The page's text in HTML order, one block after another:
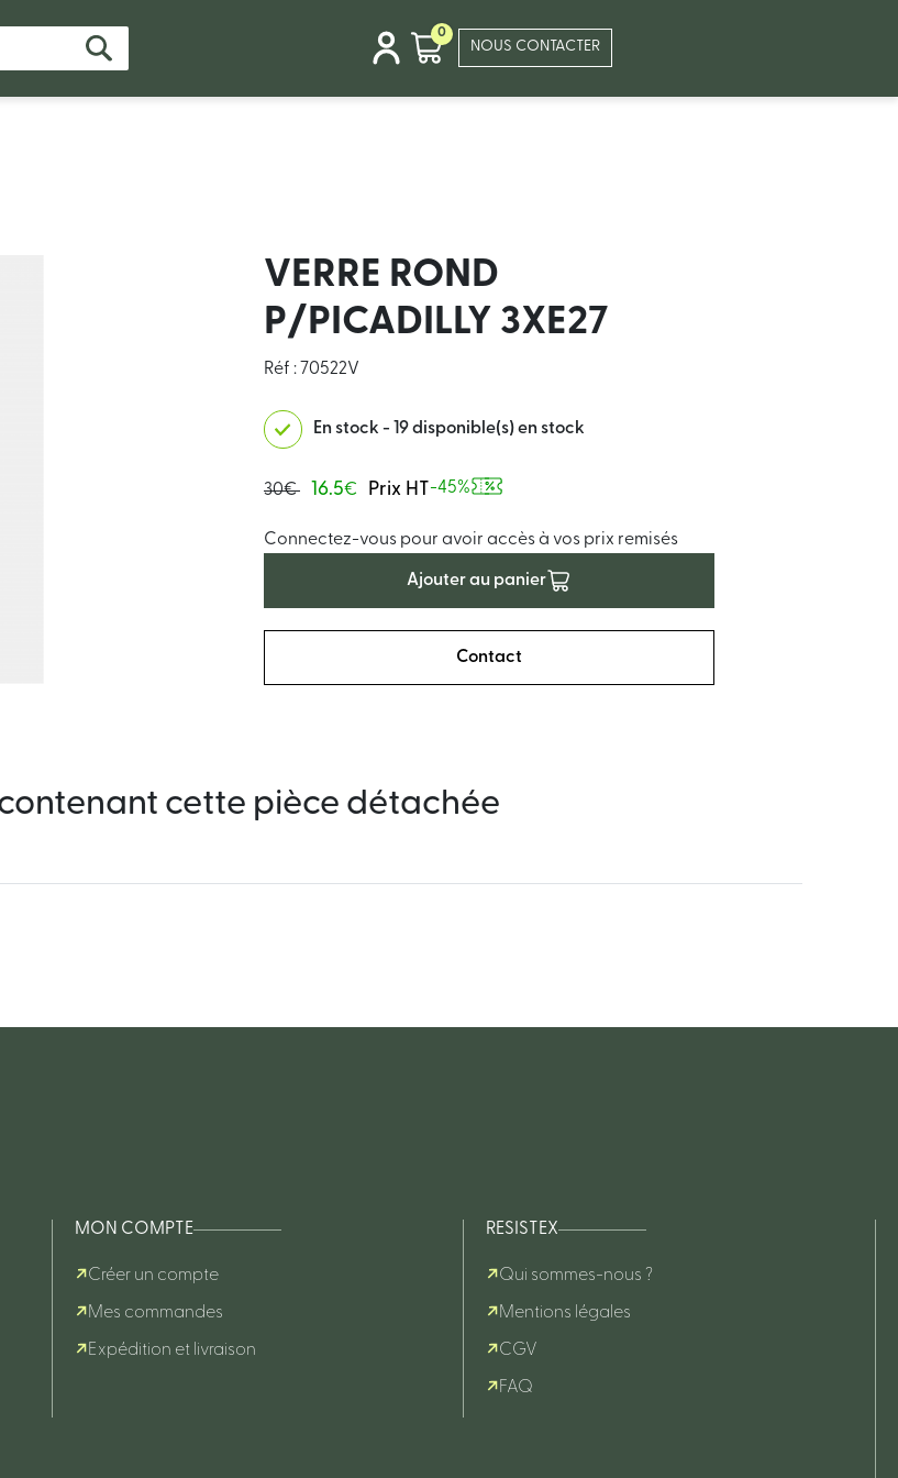
0
NOUS CONTACTER
VERRE ROND
P/PICADILLY 3XE27
Réf : 70522V
En stock - 19 disponible(s) en stock
30€ 16.5€ Prix HT-45%
Connectez-vous pour avoir accès à vos prix remisés
Ajouter au panier
Contact
cette pièce détachée
MON COMPTE
Créer un compte
Mes commandes
Expédition et livraison
RESISTEX
Qui sommes-nous ?
Mentions légales
CGV
FAQ